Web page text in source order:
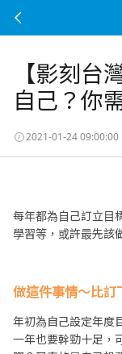
【影刻台
自己？你
2021-01-24 09:00:00
每年都為自己訂立目
學習等，或許最先該
做這件事情～比訂
年初為自己設定年度
一年也要幹勁十足，